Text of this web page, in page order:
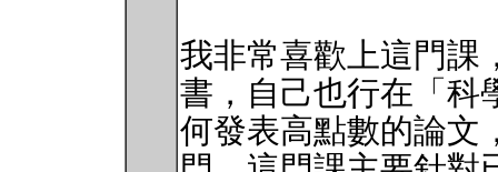
我非常喜歡上這門課
書，自己也行在「科
何發表高點數的論文